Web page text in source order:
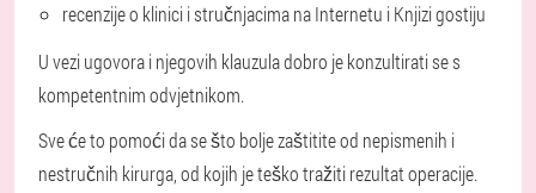
recenzije o klinici i stručnjacima na Internetu i Knjizi gostiju
U vezi ugovora i njegovih klauzula dobro je konzultirati se s
kompetentnim odvjetnikom.
Sve će to pomoći da se što bolje zaštitite od nepismenih i
nestručnih kirurga, od kojih je teško tražiti rezultat operacije.